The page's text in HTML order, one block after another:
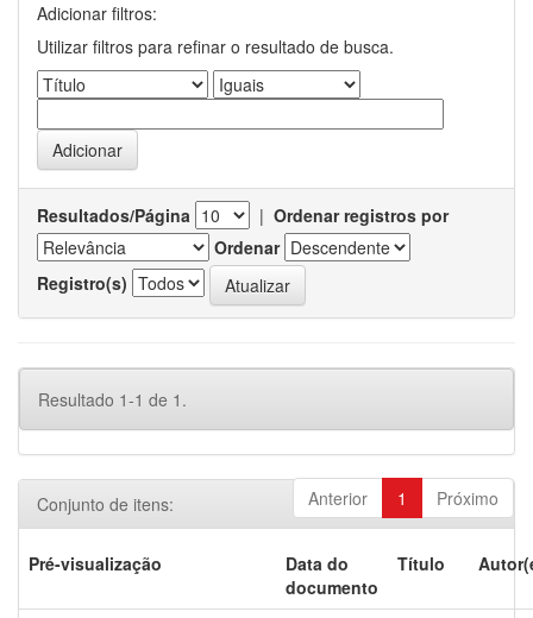
Adicionar filtros:
Utilizar filtros para refinar o resultado de busca.
Resultados/Página | Ordenar registros por
Ordenar
Registro(s)
Resultado 1-1 de 1.
Anterior 1 Próximo
Conjunto de itens:
Pré-visualização
Data do
documento
Título